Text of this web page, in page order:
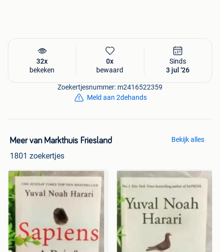
32x
bekeken
0x
bewaard
Sinds
3 jul '26
Zoekertjesnummer: m2416522359
Meld aan 2dehands
Meer van Markthuis Friesland
1801 zoekertjes
Bekijk alles